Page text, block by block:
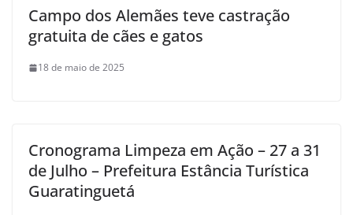
Campo dos Alemães teve castração
gratuita de cães e gatos
18 de maio de 2025
Cronograma Limpeza em Ação – 27 a 31
de Julho – Prefeitura Estância Turística
Guaratinguetá